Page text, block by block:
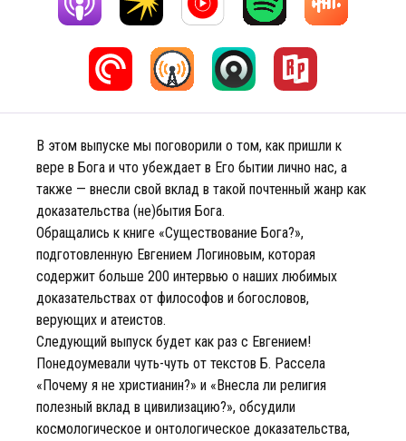
В этом выпуске мы поговорили о том, как пришли к
вере в Бога и что убеждает в Его бытии лично нас, а
также — внесли свой вклад в такой почтенный жанр как
доказательства (не)бытия Бога.
Обращались к книге «Существование Бога?»,
подготовленную Евгением Логиновым, которая
содержит больше 200 интервью о наших любимых
доказательствах от философов и богословов,
верующих и атеистов.
Следующий выпуск будет как раз с Евгением!
Понедоумевали чуть-чуть от текстов Б. Рассела
«Почему я не христианин?» и «Внесла ли религия
полезный вклад в цивилизацию?», обсудили
космологическое и онтологическое доказательства,